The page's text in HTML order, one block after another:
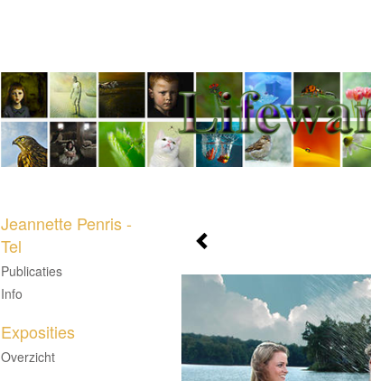
Jeannette Penris -
Tel
Publicaties
Info
Exposities
Overzicht